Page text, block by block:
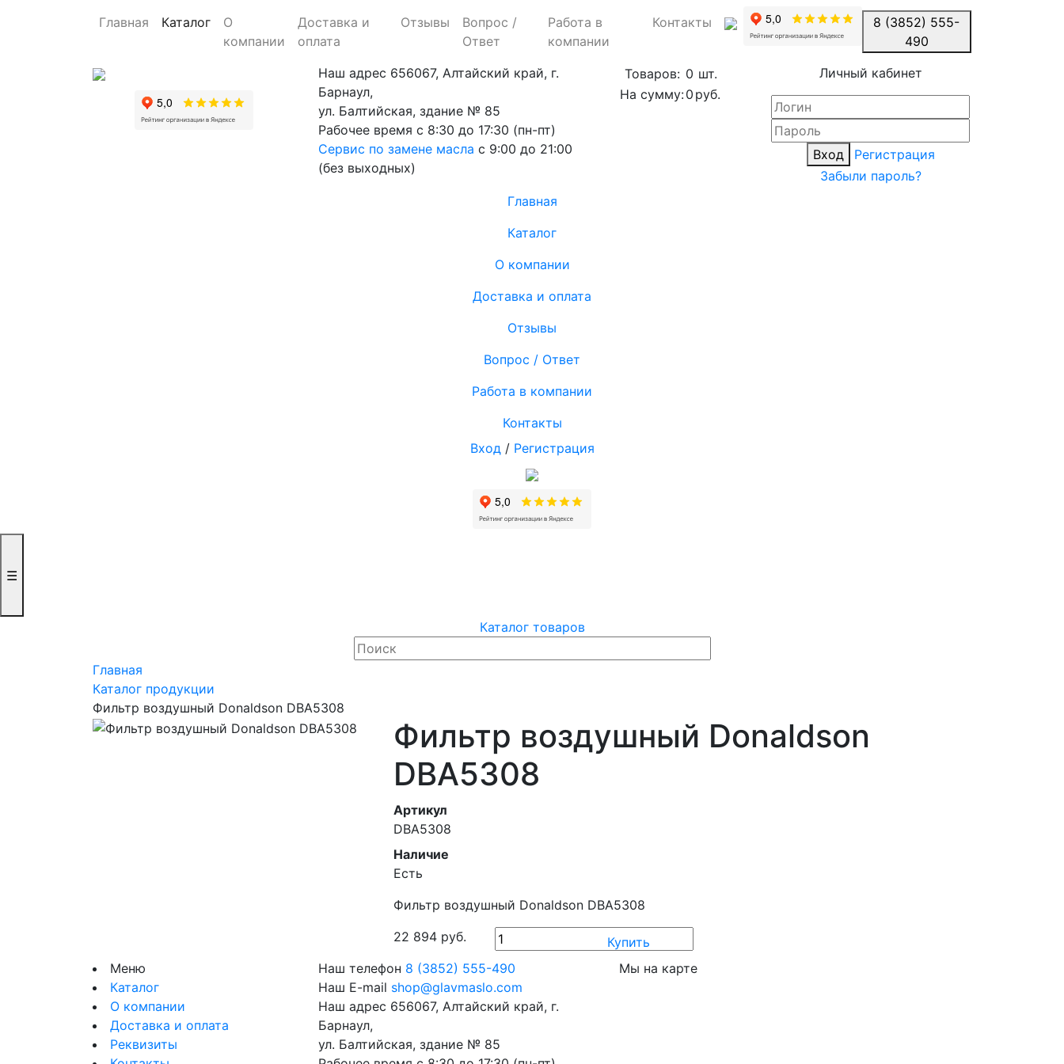
Главная Каталог
О
компании
Доставка и
оплата
Отзывы
Вопрос /
Ответ
Работа в
компании
Контакты
8 (3852) 555-
490
Наш адрес 656067, Алтайский край, г.
Барнаул,
ул. Балтийская, здание № 85
Рабочее время с 8:30 до 17:30 (пн-пт)
Сервис по замене масла с 9:00 до 21:00
(без выходных)
Товаров: 0 шт.
На сумму:0 руб.
Личный кабинет
Вход
Регистрация
Забыли пароль?
Главная
Каталог
О компании
Доставка и оплата
Отзывы
Вопрос / Ответ
Работа в компании
Контакты
Вход/ Регистрация
☰
Каталог товаров
Главная
Каталог продукции
Фильтр воздушный Donaldson DBA5308
Фильтр воздушный Donaldson
DBA5308
Артикул
DBA5308
Наличие
Есть
Фильтр воздушный Donaldson DBA5308
22 894 руб.
Купить
Меню
Каталог
О компании
Доставка и оплата
Реквизиты
Наш телефон 8 (3852) 555-490
Наш E-mail shop@glavmaslo.com
Наш адрес 656067, Алтайский край, г.
Барнаул,
ул. Балтийская, здание № 85
Мы на карте